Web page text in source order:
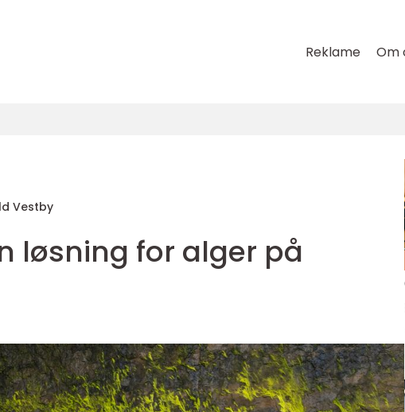
Reklame Om
Vestby
løsning for alger på